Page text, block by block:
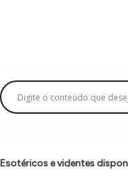
Esotéricos e videntes